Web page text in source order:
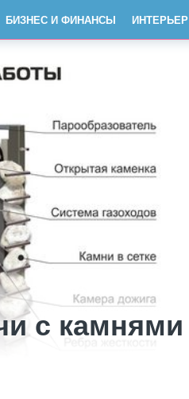
БИЗНЕС И ФИНАНСЫ ИНТЕРЬЕР
с камнями